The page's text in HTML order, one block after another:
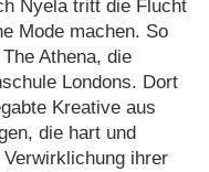
Nyela tritt die Flucht
Mode machen. So
Athena, die
Londons. Dort
Kreative aus
die hart und
ihrer